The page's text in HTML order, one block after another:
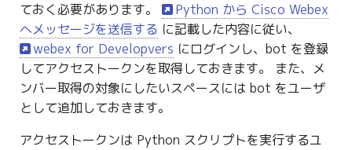
ておく必要があります。
Python から Cisco Webex
へメッセージを送信する に記載した内容に従い、
webex for Developvers にログインし、bot を登録
してアクセストークンを取得しておきます。 また、メ
ンバー取得の対象にしたいスペースには bot をユーザ
として追加しておきます。
アクセストークンは Python スクリプトを実行するユ